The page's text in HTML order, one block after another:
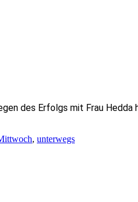
des Erfolgs mit Frau
, unterwegs